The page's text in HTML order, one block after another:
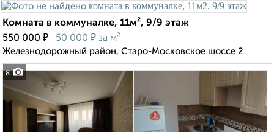
8
Комната в коммуналке, 11м², 9/9 этаж
550 000 ₽ 50 000 ₽ за м²
Железнодорожный район, Старо-Московское шоссе 2